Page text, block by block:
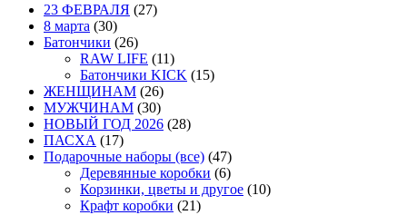
23 ФЕВРАЛЯ (27)
8 марта (30)
Батончики (26)
RAW LIFE (11)
Батончики KICK (15)
ЖЕНЩИНАМ (26)
МУЖЧИНАМ (30)
НОВЫЙ ГОД 2026 (28)
ПАСХА (17)
Подарочные наборы (все) (47)
Деревянные коробки (6)
Корзинки, цветы и другое (10)
Крафт коробки (21)